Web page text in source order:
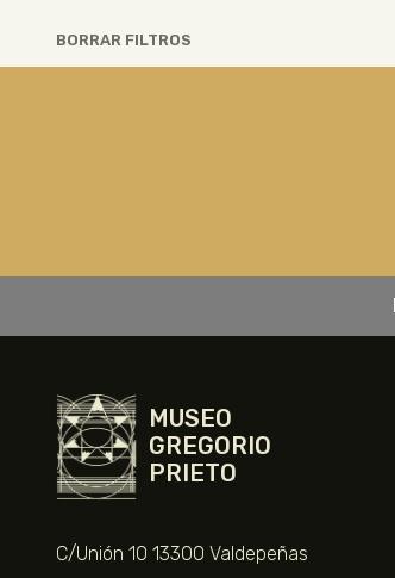
BORRAR FILTROS
MUSEO
GREGORIO
PRIETO
C/Unión 10 13300 Valdepeñas